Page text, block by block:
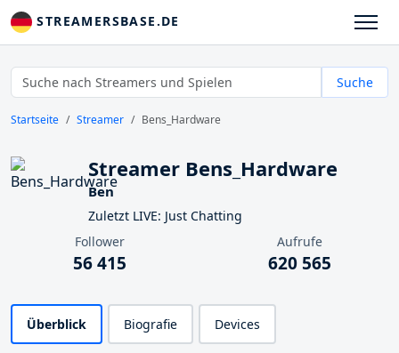
STREAMERSBASE.DE
Suche
Startseite Streamer Bens_Hardware
Streamer Bens_Hardware
Ben
Zuletzt LIVE: Just Chatting
Follower
56 415
Aufrufe
620 565
Überblick Biografie Devices